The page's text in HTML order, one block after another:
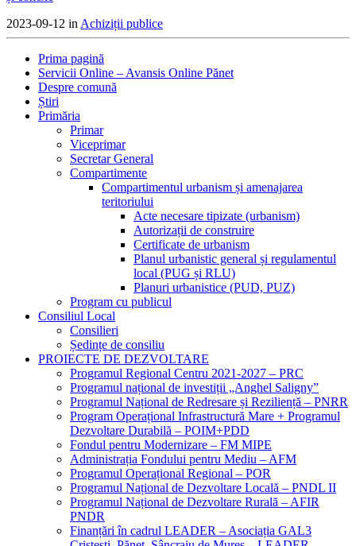
2023-09-12 in Achiziții publice
Prima pagină
Servicii Online – Avansis Online Pănet
Despre comună
Știri
Primăria
Primar
Viceprimar
Secretar General
Compartimente
Compartimentul urbanism și amenajarea
teritoriului
Acte necesare tipizate (urbanism)
Autorizații de construire
Certificate de urbanism
Planul urbanistic general și regulamentul
local (PUG și RLU)
Planuri urbanistice (PUD, PUZ)
Program cu publicul
Consiliul Local
Consilieri
Ședințe de consiliu
PROIECTE DE DEZVOLTARE
Programul Regional Centru 2021-2027 – PRC
Programul național de investiții „Anghel Saligny”
Programul Național de Redresare și Reziliență – PNRR
Program Operațional Infrastructură Mare + Programul
Dezvoltare Durabilă – POIM+PDD
Fondul pentru Modernizare – FM MIPE
Administrația Fondului pentru Mediu – AFM
Programul Operațional Regional – POR
Programul Național de Dezvoltare Locală – PNDL II
Programul Național de Dezvoltare Rurală – AFIR
PNDR
Finanțări în cadrul LEADER – Asociația GAL3